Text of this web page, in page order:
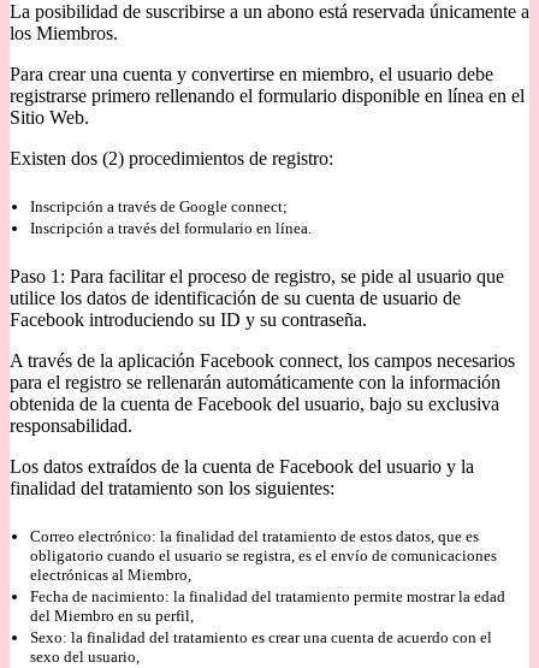
La posibilidad de suscribirse a un abono está reservada únicamente a
los Miembros.
Para crear una cuenta y convertirse en miembro, el usuario debe
registrarse primero rellenando el formulario disponible en línea en el
Sitio Web.
Existen dos (2) procedimientos de registro:
Inscripción a través de Google connect;
Inscripción a través del formulario en línea.
Paso 1: Para facilitar el proceso de registro, se pide al usuario que
utilice los datos de identificación de su cuenta de usuario de
Facebook introduciendo su ID y su contraseña.
A través de la aplicación Facebook connect, los campos necesarios
para el registro se rellenarán automáticamente con la información
obtenida de la cuenta de Facebook del usuario, bajo su exclusiva
responsabilidad.
Los datos extraídos de la cuenta de Facebook del usuario y la
finalidad del tratamiento son los siguientes:
Correo electrónico: la finalidad del tratamiento de estos datos, que es
obligatorio cuando el usuario se registra, es el envío de comunicaciones
electrónicas al Miembro,
Fecha de nacimiento: la finalidad del tratamiento permite mostrar la edad
del Miembro en su perfil,
Sexo: la finalidad del tratamiento es crear una cuenta de acuerdo con el
sexo del usuario,